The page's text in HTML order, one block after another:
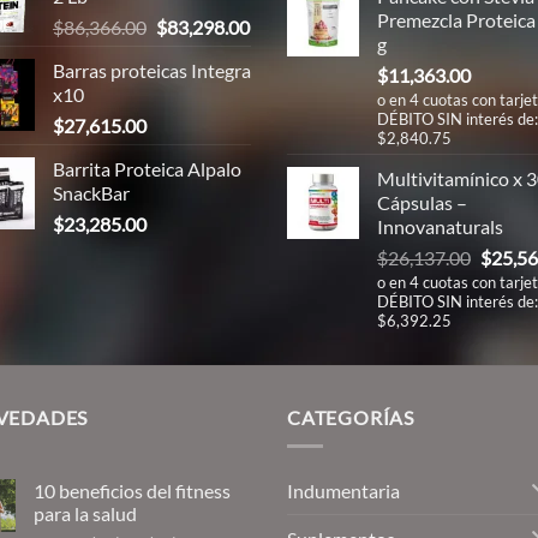
$86,366.00 El
original
$83,298.00El
precio
actual
Barras proteicas Integra
x10
$27,615.00
Barrita Proteica Alpalo
SnackBar
$23,285.00
Premezcla
g
$11,363.00
o en 4 cuotas con
DÉBITO SIN interés de:
$2,840.75
Multivitamínico x
Cápsulas –
Innovanaturals
$26,137.00 El
precio
original
$
o en 4 cuotas con
DÉBITO SIN interés de:
$6,392.25
10 beneficios del fitness
para la salud
CATEGORÍAS
Indumentaria